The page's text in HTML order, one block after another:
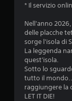
* Il servizio
Nell'anno
delle placche
sorge l'isola di
La leggenda
quest'isola.
Sotto lo
tutto il
raggiungere la
LET IT DIE!